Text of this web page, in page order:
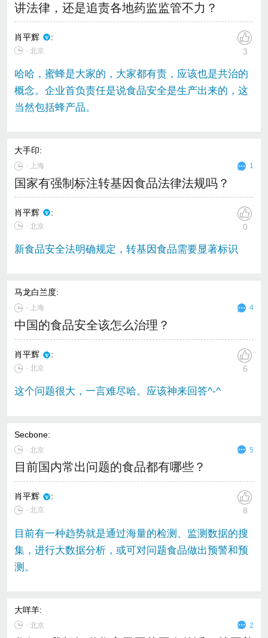
讲法律，还是追责各地药监监管不力？
肖平辉 :
∙ 北京 3
哈哈，蜜蜂是大家的，大家都有责，应该也是共治的
概念。企业首负责任是说食品安全是生产出来的，这
当然包括蜂产品。
大手印:
∙ 上海 1
国家有强制标注转基因食品法律法规吗？
肖平辉 :
∙ 北京 0
新食品安全法明确规定，转基因食品需要显著标识
马龙白兰度:
∙ 上海 4
中国的食品安全该怎么治理？
肖平辉 :
∙ 北京 6
这个问题很大，一言难尽哈。应该神来回答^-^
Secbone:
∙ 北京 5
目前国内常出问题的食品都有哪些？
肖平辉 :
∙ 北京 8
目前有一种趋势就是通过海量的检测、监测数据的搜
集，进行大数据分析，或可对问题食品做出预警和预
测。
大咩羊:
∙北京 2